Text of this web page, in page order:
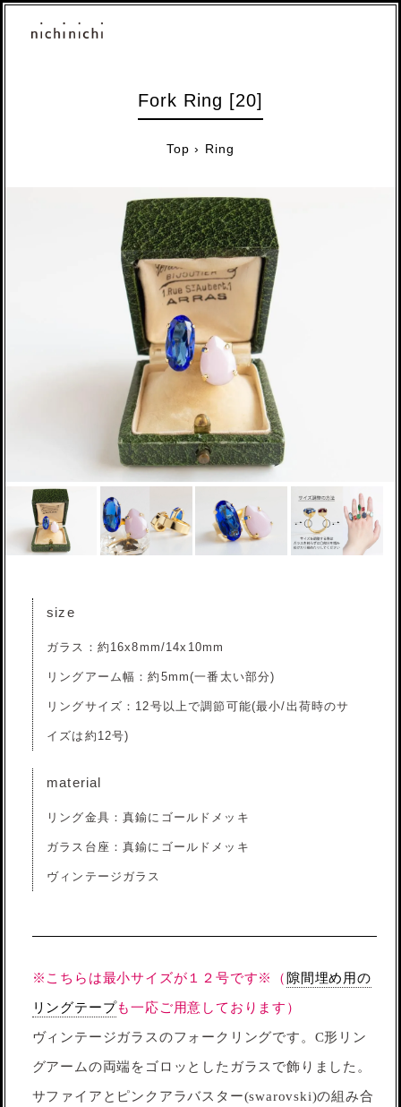
Fork Ring [20]
Top › Ring
size
ガラス：約16x8mm/14x10mm
リングアーム幅：約5mm(一番太い部分)
リングサイズ：12号以上で調節可能(最小/出荷時のサ
イズは約12号)
material
リング金具：真鍮にゴールドメッキ
ガラス台座：真鍮にゴールドメッキ
ヴィンテージガラス
※こちらは最小サイズが１２号です※（ 隙間埋め用の
リングテープも一応ご用意しております）
ヴィンテージガラスのフォークリングです。C形リン
グアームの両端をゴロッとしたガラスで飾りました。
サファイアとピンクアラバスター(swarovski)の組み合